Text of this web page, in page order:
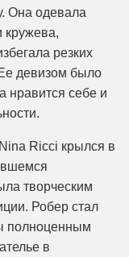
Она одевала
кружева,
резких
девизом было
нравится себе и
Ricci крылся в
творческим
Робер стал
полноценным
в